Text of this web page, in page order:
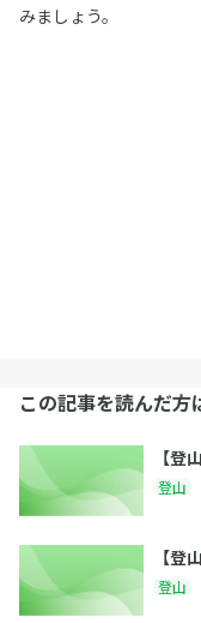
みましょう。
この記事を読んだ方
【登
登山
【登
登山